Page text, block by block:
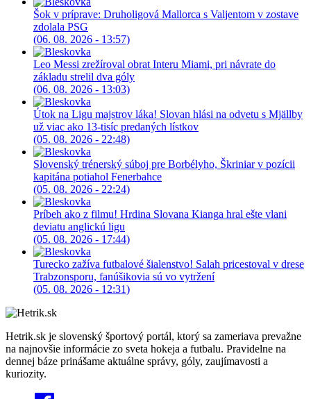
Šok v príprave: Druholigová Mallorca s Valjentom v zostave
zdolala PSG
(06. 08. 2026 - 13:57)
Leo Messi zrežíroval obrat Interu Miami, pri návrate do
základu strelil dva góly
(06. 08. 2026 - 13:03)
Útok na Ligu majstrov láka! Slovan hlási na odvetu s Mjällby
už viac ako 13-tisíc predaných lístkov
(05. 08. 2026 - 22:48)
Slovenský trénerský súboj pre Borbélyho, Škriniar v pozícii
kapitána potiahol Fenerbahce
(05. 08. 2026 - 22:24)
Príbeh ako z filmu! Hrdina Slovana Kianga hral ešte vlani
deviatu anglickú ligu
(05. 08. 2026 - 17:44)
Turecko zažíva futbalové šialenstvo! Salah pricestoval v drese
Trabzonsporu, fanúšikovia sú vo vytržení
(05. 08. 2026 - 12:31)
Hetrik.sk je slovenský športový portál, ktorý sa zameriava prevažne
na najnovšie informácie zo sveta hokeja a futbalu. Pravidelne na
dennej báze prinášame aktuálne správy, góly, zaujímavosti a
kuriozity.